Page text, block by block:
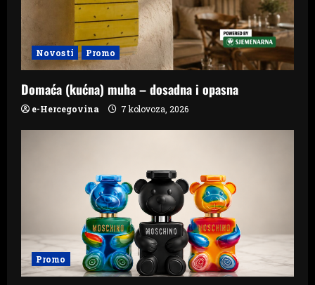
Novosti Promo
Domaća (kućna) muha – dosadna i opasna
e-Hercegovina 7 kolovoza, 2026
Promo